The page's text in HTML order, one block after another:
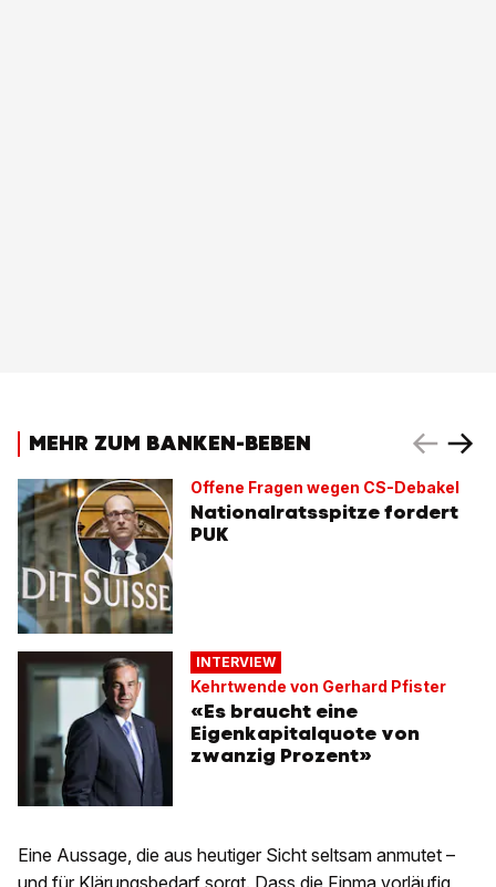
MEHR ZUM BANKEN-BEBEN
Offene Fragen wegen CS-Debakel
Nationalratsspitze fordert
PUK
INTERVIEW
Kehrtwende von Gerhard Pfister
«Es braucht eine
Eigenkapitalquote von
zwanzig Prozent»
Eine Aussage, die aus heutiger Sicht seltsam anmutet –